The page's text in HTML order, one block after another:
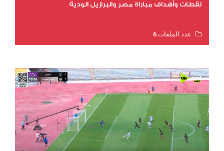
لقطات وأهداف مباراة مصر والبرازيل الودية
عدد الملفات 6